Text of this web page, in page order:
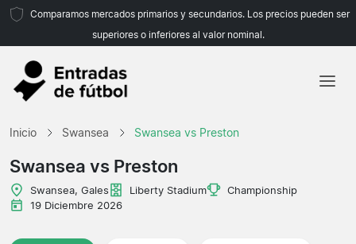
Comparamos mercados primarios y secundarios. Los precios pueden ser
superiores o inferiores al valor nominal.
Inicio Swansea Swansea vs Preston
Swansea vs Preston
Swansea, Gales Liberty Stadium
Championship
19 Diciembre 2026